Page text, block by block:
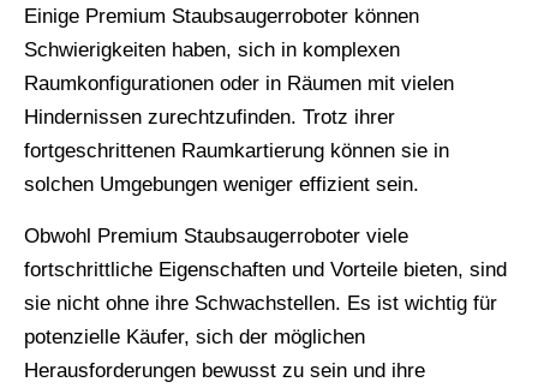
Einige Premium Staubsaugerroboter können
Schwierigkeiten haben, sich in komplexen
Raumkonfigurationen oder in Räumen mit vielen
Hindernissen zurechtzufinden. Trotz ihrer
fortgeschrittenen Raumkartierung können sie in
solchen Umgebungen weniger effizient sein.
Obwohl Premium Staubsaugerroboter viele
fortschrittliche Eigenschaften und Vorteile bieten, sind
sie nicht ohne ihre Schwachstellen. Es ist wichtig für
potenzielle Käufer, sich der möglichen
Herausforderungen bewusst zu sein und ihre